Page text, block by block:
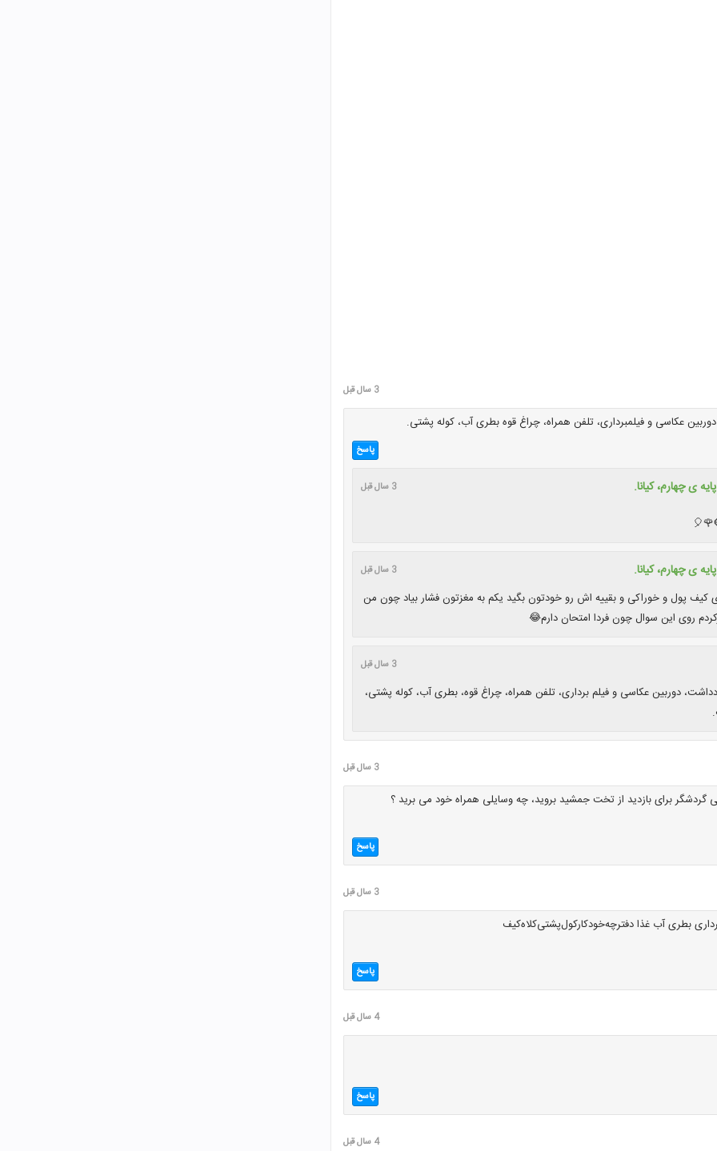
3 سال قبل
عکاسی و فیلمبرداری، تلفن همراه، چراغ قوه بطری آب، کوله پشتی.
پاسخ
ی چهارم، کیانا. 3 سال قبل
ی چهارم، کیانا. 3 سال قبل
کیف پول و خوراکی و بقییه اش رو خودتون بگید یکم به مغزتون فشار بیاد چون من
روی این سوال چون فردا امتحان دارم😂
3 سال قبل
دوربین عکاسی و فیلم برداری، تلفن همراه، چراغ قوه، بطری آب، کوله پشتی،
3 سال قبل
گردشگر برای بازدید از تخت جمشید بروید، چه وسایلی همراه خود می برید ؟
پاسخ
3 سال قبل
بطری آب غذا ‌دفترچه‌خودکار‌کول‌پشتی‌کلاه‌کیف‌
پاسخ
4 سال قبل
پاسخ
4 سال قبل